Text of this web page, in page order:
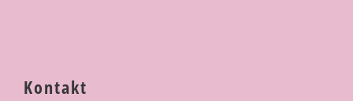
Kontakt